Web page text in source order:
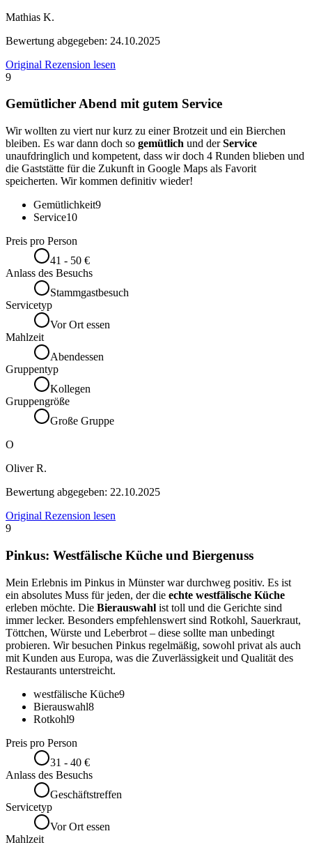
Mathias K.
Bewertung abgegeben: 24.10.2025
Original Rezension lesen
9
Gemütlicher Abend mit gutem Service
Wir wollten zu viert nur kurz zu einer Brotzeit und ein Bierchen
bleiben. Es war dann doch so gemütlich und derService
unaufdringlich und kompetent, dass wir doch 4 Runden blieben und
die Gaststätte für die Zukunft in Google Maps als Favorit
speicherten. Wir kommen definitiv wieder!
Gemütlichkeit9
Service10
Preis pro Person
41 - 50 €
Anlass des Besuchs
Stammgastbesuch
Servicetyp
Vor Ort essen
Mahlzeit
Abendessen
Gruppentyp
Kollegen
Gruppengröße
Große Gruppe
O
Oliver R.
Bewertung abgegeben: 22.10.2025
Original Rezension lesen
9
Pinkus: Westfälische Küche und Biergenuss
Mein Erlebnis im Pinkus in Münster war durchweg positiv. Es ist
ein absolutes Muss für jeden, der die echte westfälische Küche
erleben möchte. Die Bierauswahl ist toll und die Gerichte sind
immer lecker. Besonders empfehlenswert sind Rotkohl, Sauerkraut,
Töttchen, Würste und Leberbrot – diese sollte man unbedingt
probieren. Wir besuchen Pinkus regelmäßig, sowohl privat als auch
mit Kunden aus Europa, was die Zuverlässigkeit und Qualität des
Restaurants unterstreicht.
westfälische Küche9
Bierauswahl8
Rotkohl9
Preis pro Person
31 - 40 €
Anlass des Besuchs
Geschäftstreffen
Servicetyp
Vor Ort essen
Mahlzeit